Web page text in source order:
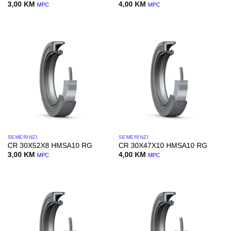
3,00 KM MPC
4,00 KM MPC
SEMERINZI
CR 30X52X8 HMSA10 RG
3,00 KM MPC
SEMERINZI
CR 30X47X10 HMSA10 RG
4,00 KM MPC